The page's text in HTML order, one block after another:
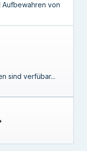
Aufbewahren von
sind verfübar...